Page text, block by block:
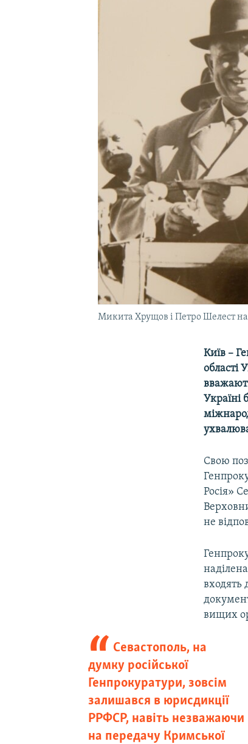
Микита Хрущов і Петро Шелест на
Київ –
області
Україні
Свою
Росія»
не
входять
вищих
Севастополь, на
думку російської
Генпрокуратури, зовсім
залишався в юрисдикції
РРФСР, навіть незважаючи
на передачу Кримської